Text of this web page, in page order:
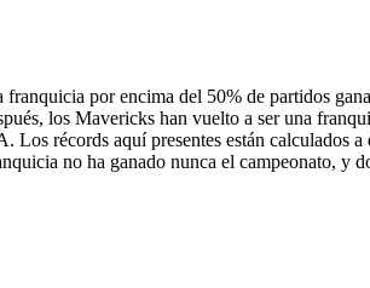
por encima del 50% de partidos
los Mavericks han vuelto a ser una
récords aquí presentes están calculados
no ha ganado nunca el campeonato, y